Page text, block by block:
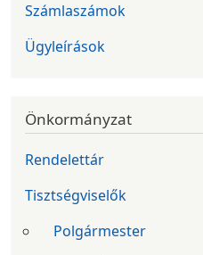
Számlaszámok
Ügyleírások
Önkormányzat
Rendelettár
Tisztségviselők
Polgármester